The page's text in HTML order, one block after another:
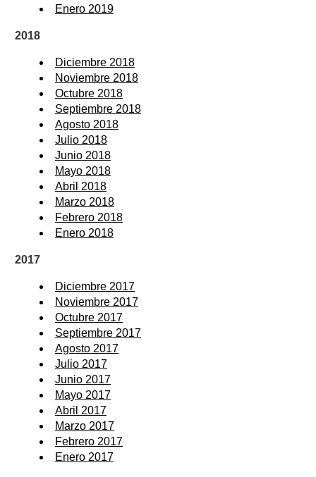
Enero 2019
2018
Diciembre 2018
Noviembre 2018
Octubre 2018
Septiembre 2018
Agosto 2018
Julio 2018
Junio 2018
Mayo 2018
Abril 2018
Marzo 2018
Febrero 2018
Enero 2018
2017
Diciembre 2017
Noviembre 2017
Octubre 2017
Septiembre 2017
Agosto 2017
Julio 2017
Junio 2017
Mayo 2017
Abril 2017
Marzo 2017
Febrero 2017
Enero 2017